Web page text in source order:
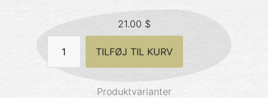
21.00 $
Wetbag
TILFØJ TIL KURV
Produktvarianter